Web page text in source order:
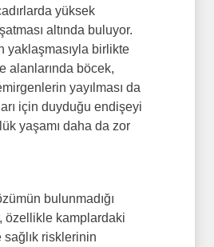
yüksek
altında buluyor.
yaklaşmasıyla birlikte
alanlarında böcek,
yayılması da
için duyduğu endişeyi
yaşamı daha da zor
bulunmadığı
özellikle kamplardaki
risklerinin